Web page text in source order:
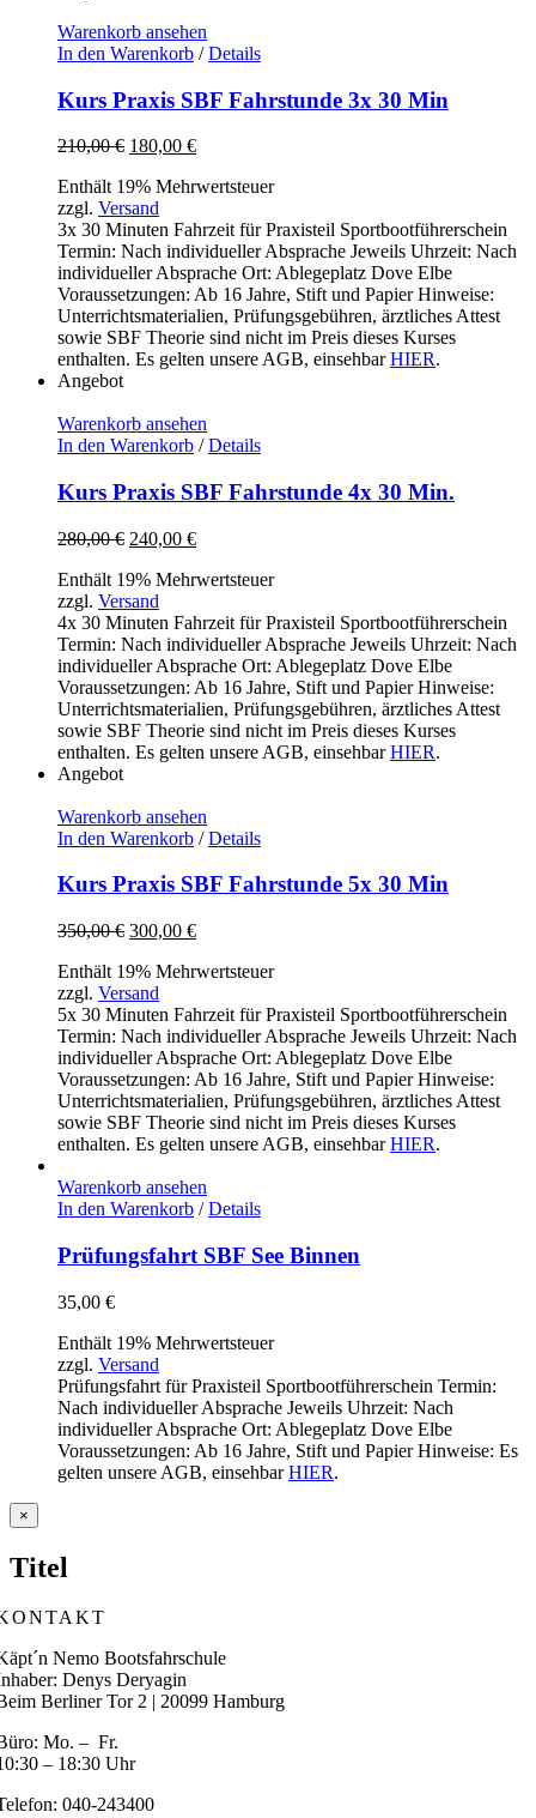
Warenkorb ansehen
In den Warenkorb / Details
Kurs Praxis SBF Fahrstunde 3x 30 Min
210,00€ Ursprünglicher
war:
210,00 €
180,00 €Aktueller
ist:
Enthält 19% Mehrwertsteuer
zzgl. Versand
3x 30 Minuten Fahrzeit für Praxisteil Sportbootführerschein
Termin: Nach individueller Absprache Jeweils Uhrzeit: Nach
individueller Absprache Ort: Ablegeplatz Dove Elbe
Voraussetzungen: Ab 16 Jahre, Stift und Papier Hinweise:
Unterrichtsmaterialien, Prüfungsgebühren, ärztliches Attest
sowie SBF Theorie sind nicht im Preis dieses Kurses
enthalten. Es gelten unsere AGB, einsehbarHIER.
Angebot
Warenkorb ansehen
In den Warenkorb / Details
Kurs Praxis SBF Fahrstunde 4x 30 Min.
280,00€ Ursprünglicher
war:
280,00 €
240,00 €Aktueller
ist:
Enthält 19% Mehrwertsteuer
zzgl. Versand
4x 30 Minuten Fahrzeit für Praxisteil Sportbootführerschein
Termin: Nach individueller Absprache Jeweils Uhrzeit: Nach
individueller Absprache Ort: Ablegeplatz Dove Elbe
Voraussetzungen: Ab 16 Jahre, Stift und Papier Hinweise:
Unterrichtsmaterialien, Prüfungsgebühren, ärztliches Attest
sowie SBF Theorie sind nicht im Preis dieses Kurses
enthalten. Es gelten unsere AGB, einsehbarHIER.
Angebot
Warenkorb ansehen
In den Warenkorb / Details
Kurs Praxis SBF Fahrstunde 5x 30 Min
350,00€ Ursprünglicher
war:
350,00 €
300,00 €Aktueller
ist:
Enthält 19% Mehrwertsteuer
zzgl. Versand
5x 30 Minuten Fahrzeit für Praxisteil Sportbootführerschein
Termin: Nach individueller Absprache Jeweils Uhrzeit: Nach
individueller Absprache Ort: Ablegeplatz Dove Elbe
Voraussetzungen: Ab 16 Jahre, Stift und Papier Hinweise:
Unterrichtsmaterialien, Prüfungsgebühren, ärztliches Attest
sowie SBF Theorie sind nicht im Preis dieses Kurses
enthalten. Es gelten unsere AGB, einsehbarHIER.
Warenkorb ansehen
In den Warenkorb / Details
Prüfungsfahrt SBF See Binnen
35,00 €
Enthält 19% Mehrwertsteuer
zzgl. Versand
Prüfungsfahrt für Praxisteil Sportbootführerschein Termin:
Nach individueller Absprache Jeweils Uhrzeit: Nach
individueller Absprache Ort: Ablegeplatz Dove Elbe
Voraussetzungen: Ab 16 Jahre, Stift und Papier Hinweise: Es
gelten unsere AGB, einsehbarHIER.
Close
product
view
×
Titel
Nemo Bootsfahrschule
Denys Deryagin
Berliner Tor 2 | 20099 Hamburg
Mo. – Fr.
– 18:30 Uhr
040-243400